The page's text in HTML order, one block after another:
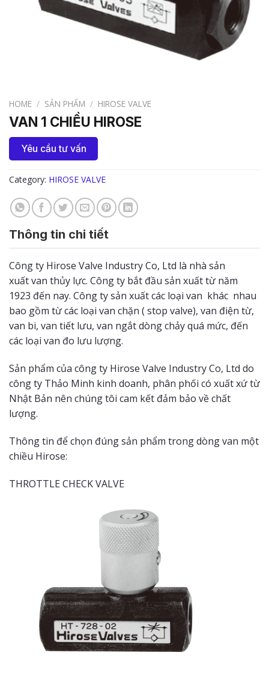
HOME / SẢN PHẨM / HIROSE VALVE
VAN 1 CHIỀU HIROSE
Yêu cầu tư vấn
Category: HIROSE VALVE
Thông tin chi tiết
Công ty Hirose Valve Industry Co, Ltd là nhà sản
xuất van thủy lực. Công ty bắt đầu sản xuất từ năm
1923 đến nay. Công ty sản xuất các loại van khác nhau
bao gồm từ các loại van chặn ( stop valve), van điện từ,
van bi, van tiết lưu, van ngắt dòng chảy quá mức, đến
các loại van đo lưu lượng.
Sản phẩm của công ty Hirose Valve Industry Co, Ltd do
công ty Thảo Minh kinh doanh, phân phối có xuất xứ từ
Nhật Bản nên chúng tôi cam kết đảm bảo về chất
lượng.
Thông tin để chọn đúng sản phẩm trong dòng van một
chiều Hirose:
THROTTLE CHECK VALVE